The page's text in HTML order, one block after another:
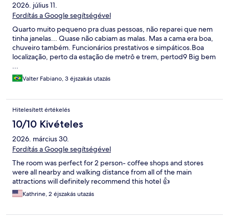
2026. július 11.
Fordítás a Google segítségével
Quarto muito pequeno pra duas pessoas, não reparei que nem
tinha janelas... Quase não cabiam as malas. Mas a cama era boa,
chuveiro também. Funcionários prestativos e simpáticos.Boa
localização, perto da estação de metrô e trem, pertod9 Big bem
...
Valter Fabiano, 3 éjszakás utazás
Hitelesített értékelés
10/10 Kivételes
2026. március 30.
Fordítás a Google segítségével
The room was perfect for 2 person- coffee shops and stores
were all nearby and walking distance from all of the main
attractions will definitely recommend this hotel 👍
Kathrine, 2 éjszakás utazás